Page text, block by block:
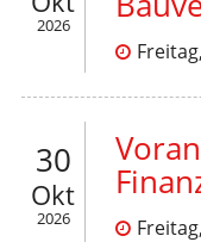
2026
30
Okt
2026